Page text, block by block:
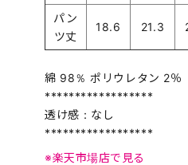
パン
ツ丈
18.6 21.3
綿 98％ ポリウレタン 2％
******************
透け感：なし
******************
※楽天市場店で見る